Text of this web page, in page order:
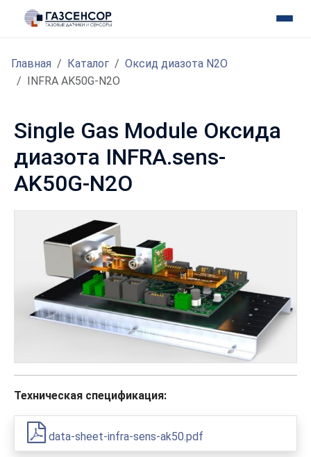
Главная Каталог
Оксид диазота N2O
INFRA AK50G-N2O
Single Gas Module Оксида
диазота INFRA.sens-
AK50G-N2O
Техническая спецификация:
data-sheet-infra-sens-ak50.pdf